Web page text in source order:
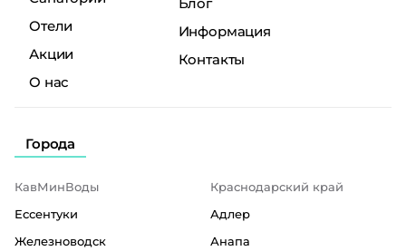
Отели
Акции
О нас
Информация
Контакты
Города
КавМинВоды
Ессентуки
Железноводск
Краснодарский край
Адлер
Анапа